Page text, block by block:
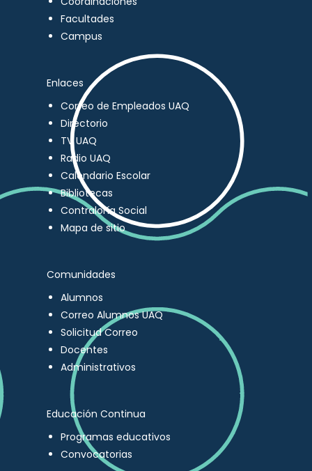
Facultades
Campus
Enlaces
Correo de Empleados UAQ
Directorio
TV UAQ
Radio UAQ
Calendario Escolar
Bibliotecas
Contraloría Social
Mapa de sitio
Comunidades
Alumnos
Correo Alumnos UAQ
Solicitud Correo
Docentes
Administrativos
Educación Continua
Programas educativos
Convocatorias